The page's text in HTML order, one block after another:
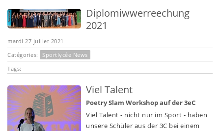
Diplomiwwerreechung
2021
mardi 27 juillet 2021
Catégories:
Sportlycée News
Tags:
Viel Talent
Poetry Slam Workshop auf der 3eC
Viel Talent - nicht nur im Sport - haben
unsere Schüler aus der 3C bei einem